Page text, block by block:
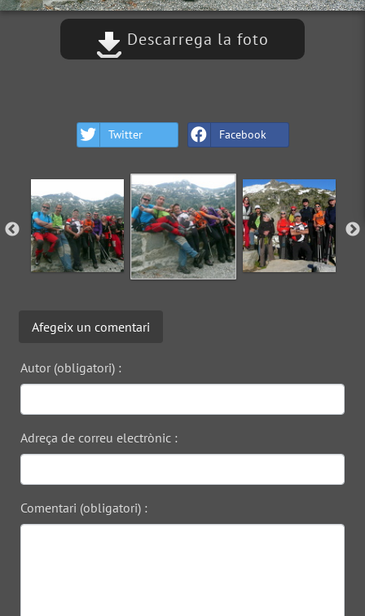
Descarrega la foto
Twitter Facebook
Afegeix un comentari
Autor (obligatori) :
Adreça de correu electrònic :
Comentari (obligatori) :